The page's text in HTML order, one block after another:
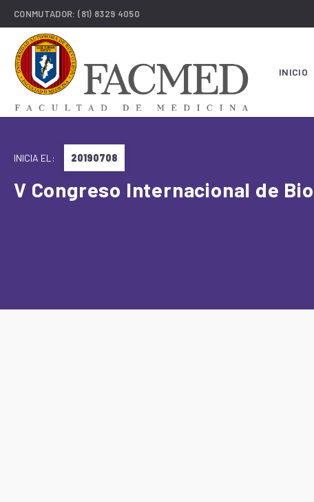
CONMUTADOR:(81) 8329 4050
INICIO
INICIA EL: 20190708
V Congreso Internacional de